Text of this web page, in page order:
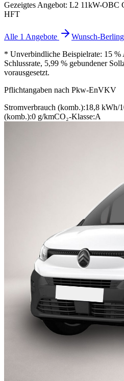
Gezeigtes Angebot: L2 11kW-
HFT
Alle 1 Angebote
Wunsch-
* Unverbindliche Beispielrate: 15
Schlussrate, 5,99 % gebundener
vorausgesetzt.
Pflichtangaben nach Pkw-EnVKV
Stromverbrauch (komb.):18,8 kWh/
(komb.):0 g/kmCO₂-Klasse:A